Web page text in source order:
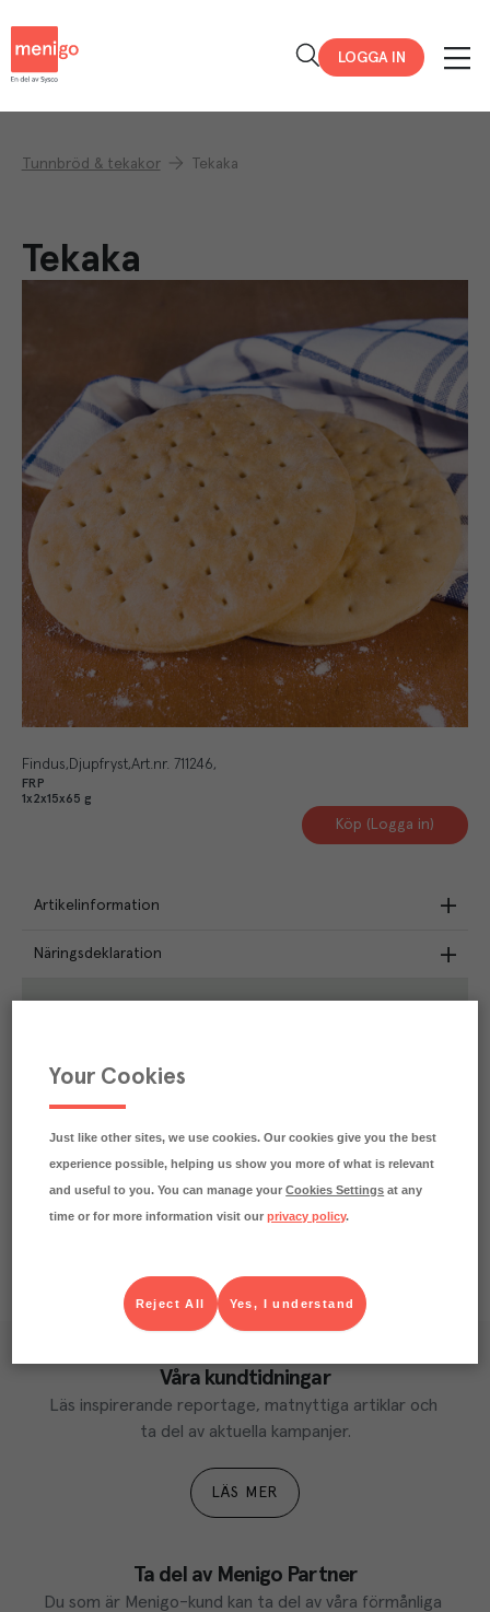
LOGGA IN
Tunnbröd & tekakor Tekaka
Tekaka
Findus Djupfryst Art.nr. 711246
FRP
1x2x15x65 g
Köp (Logga in)
Artikelinformation
Näringsdeklaration
utsläppen av 1.1 kg koldioxid.
Våra kundtidningar
Läs inspirerande reportage, matnyttiga artiklar och
ta del av aktuella kampanjer.
LÄS MER
Ta del av Menigo Partner
Du som är Menigo-kund kan ta del av våra förmånliga
Your Cookies
Just like other sites, we use cookies. Our cookies give you the best
experience possible, helping us show you more of what is relevant
and useful to you. You can manage yourCookies Settings at any
time or for more information visit ourprivacy policy.
Yes, I understand
Reject All